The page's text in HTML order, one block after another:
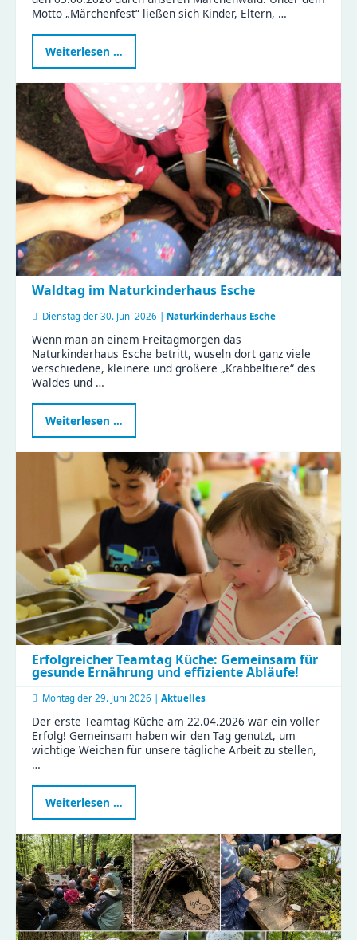
Motto „Märchenfest“ ließen sich Kinder, Eltern, …
Weiterlesen …
Stunden
im
Zeisigwaldfüchse
Waldtag im Naturkinderhaus Esche
Dienstag der 30. Juni 2026 | Naturkinderhaus Esche
Wenn man an einem Freitagmorgen das
Naturkinderhaus Esche betritt, wuseln dort ganz viele
verschiedene, kleinere und größere „Krabbeltiere“ des
Waldes und …
Weiterlesen …
im
Naturkinderhaus
Esche
Erfolgreicher Teamtag Küche: Gemeinsam für
gesunde Ernährung und effiziente Abläufe!
Montag der 29. Juni 2026 | Aktuelles
Der erste Teamtag Küche am 22.04.2026 war ein voller
Erfolg! Gemeinsam haben wir den Tag genutzt, um
wichtige Weichen für unsere tägliche Arbeit zu stellen,
…
Weiterlesen …
Teamtag
Küche:
Gemeinsam
für
gesunde
Ernährung
und
effiziente
Abläufe!